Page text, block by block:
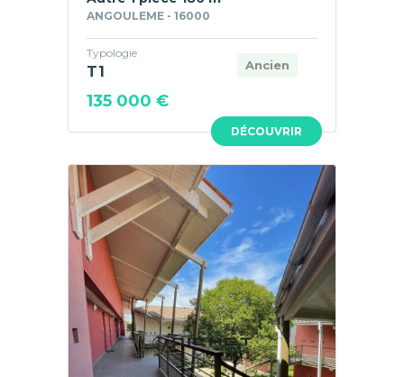
DÉCOUVRIR
ANGOULEME - 16000
Ancien
Typologie
T1
135 000 €